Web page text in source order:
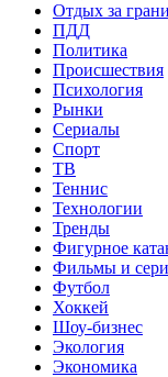
Отдых за
ПДД
Политика
Происшествия
Психология
Рынки
Сериалы
Спорт
ТВ
Теннис
Технологии
Тренды
Фигурное
Фильмы и
Футбол
Хоккей
Шоу-бизнес
Экология
Экономика